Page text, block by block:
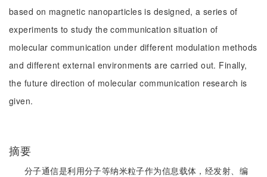
based on magnetic nanoparticles is designed, a series of
experiments to study the communication situation of
molecular communication under different modulation methods
and different external environments are carried out. Finally,
the future direction of molecular communication research is
given.
摘要
分子通信是利用分子等纳米粒子作为信息载体，经发射、编